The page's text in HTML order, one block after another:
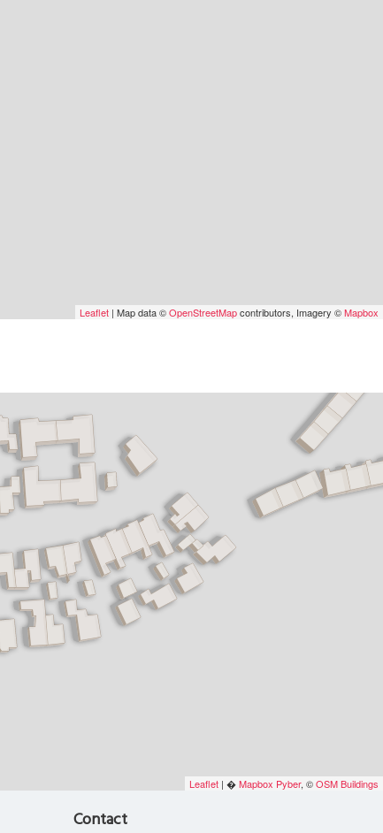
Leaflet | Map data ©OpenStreetMapcontributors, Imagery ©Mapbox
Leaflet | �Mapbox Pyber, ©OSM Buildings
Contact